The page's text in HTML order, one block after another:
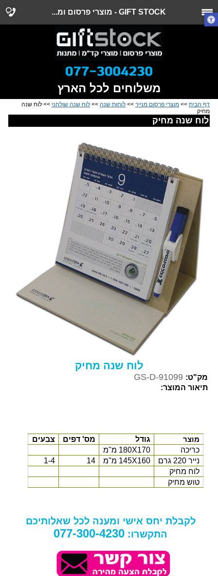
GIFT STOCK - מוצרי פרסום ומ...
משלוחים לכל הארץ
דף הבית >> מוצרי פרסום מנייר >> לוחות שנה >> לוח שנה שולחני >> לוח שנה
מחיק
לוח שנה מחיק
לוח שנה מחיק
מק"ט: GS-D-91099
תיאור המוצר:
מוצר גודל מס' דפים
צבעים
כריכה
180X170 מ"מ
נייר220 גרם 145X160 מ"מ 14
1-4
לוח מחיק
טוש מחיק
לקבלת יחס אישי ומענה לכל שאלותיכם
התקשרו: 077-300-4230